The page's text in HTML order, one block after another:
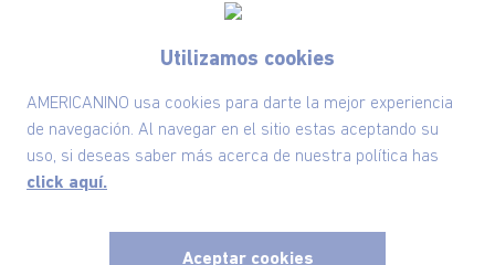
Utilizamos cookies
AMERICANINO usa cookies para darte la mejor experiencia
de navegación. Al navegar en el sitio estas aceptando su
uso, si deseas saber más acerca de nuestra política has
click aquí.
Aceptar cookies